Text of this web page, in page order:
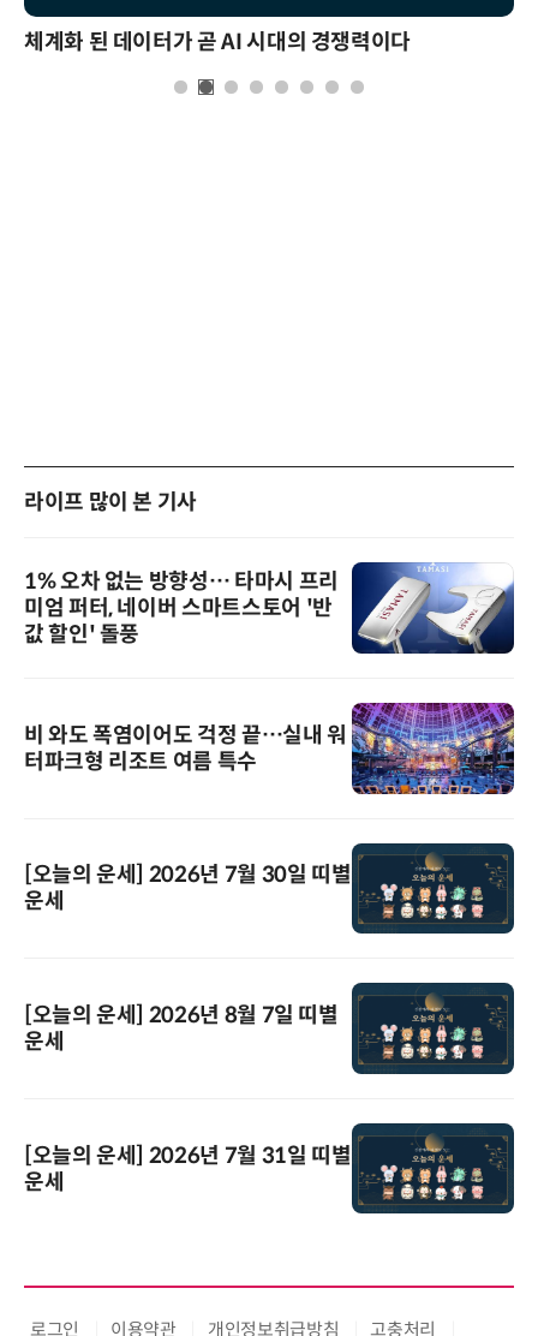
체계화 된 데이터가 곧 AI 시대의 경쟁력이다
라이프 많이 본 기사
1% 오차 없는 방향성… 타마시 프리
미엄 퍼터, 네이버 스마트스토어 '반
값 할인' 돌풍
비 와도 폭염이어도 걱정 끝…실내 워
터파크형 리조트 여름 특수
[오늘의 운세] 2026년 7월 30일 띠별
운세
[오늘의 운세] 2026년 8월 7일 띠별
운세
[오늘의 운세] 2026년 7월 31일 띠별
운세
로그인 이용약관 개인정보취급방침 고충처리